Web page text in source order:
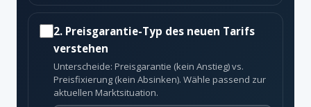
2. Preisgarantie-Typ des neuen Tarifs
verstehen
Unterscheide: Preisgarantie (kein Anstieg) vs.
Preisfixierung (kein Absinken). Wähle passend zur
aktuellen Marktsituation.